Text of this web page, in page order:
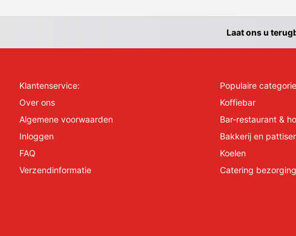
Laat ons u
Klantenservice:
Over ons
Algemene voorwaarden
Inloggen
FAQ
Verzendinformatie
Populaire
Koffiebar
Bar-restaurant &
Bakkerij en
Koelen
Catering